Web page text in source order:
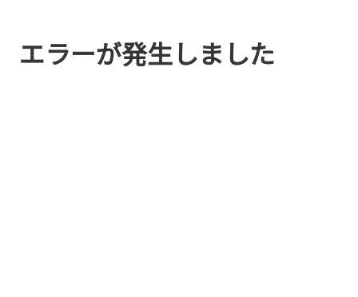
エラーが発生しました